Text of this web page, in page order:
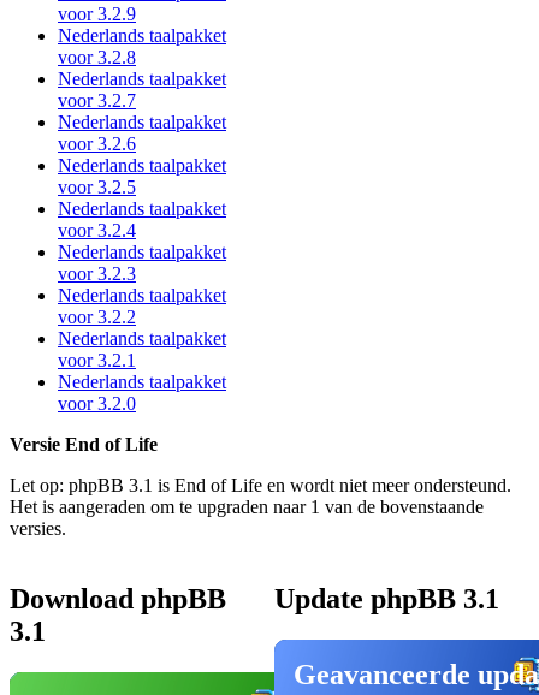
voor 3.2.9
Nederlands taalpakket
voor 3.2.8
Nederlands taalpakket
voor 3.2.7
Nederlands taalpakket
voor 3.2.6
Nederlands taalpakket
voor 3.2.5
Nederlands taalpakket
voor 3.2.4
Nederlands taalpakket
voor 3.2.3
Nederlands taalpakket
voor 3.2.2
Nederlands taalpakket
voor 3.2.1
Nederlands taalpakket
voor 3.2.0
Versie End of Life
Let op: phpBB 3.1 is End of Life en wordt niet meer ondersteund.
Het is aangeraden om te upgraden naar 1 van de bovenstaande
versies.
Download phpBB
3.1
Update phpBB 3.1
Geavanceerde